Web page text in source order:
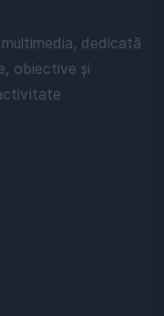
dedicată
obiective și